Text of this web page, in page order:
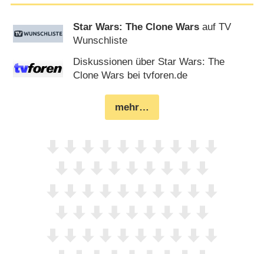
Star Wars: The Clone Wars auf TV
Wunschliste
Diskussionen über Star Wars: The
Clone Wars bei tvforen.de
mehr…